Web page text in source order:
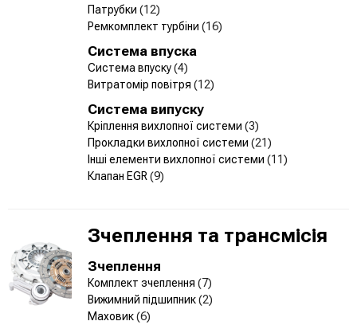
Патрубки (12)
Ремкомплект турбіни (16)
Система впуска
Система впуску(4)
Витратомір повітря (12)
Система випуску
Кріплення вихлопної системи (3)
Прокладки вихлопної системи (21)
Інші елементи вихлопної системи (11)
Клапан EGR (9)
Зчеплення та трансмісія
Зчеплення
Комплект зчеплення (7)
Вижимний підшипник(2)
Маховик(6)